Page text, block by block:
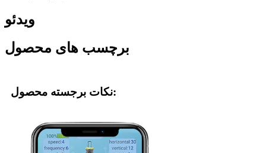
ویدئو
برچسب های محصول
نکات برجسته محصول: